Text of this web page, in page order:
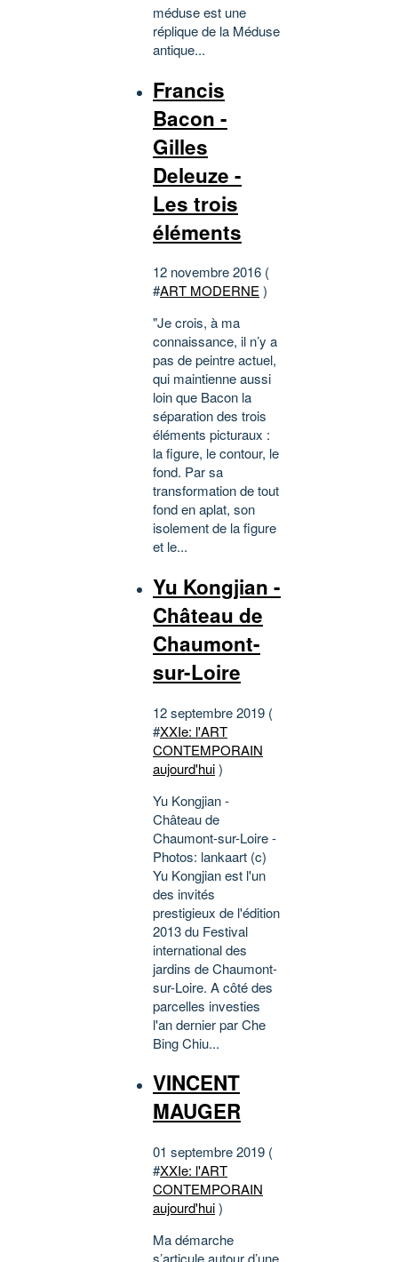
méduse est une
réplique de la Méduse
antique...
Francis
Bacon -
Gilles
Deleuze -
Les trois
éléments
12 novembre 2016 (
#ART MODERNE)
"Je crois, à ma
connaissance, il n’y a
pas de peintre actuel,
qui maintienne aussi
loin que Bacon la
séparation des trois
éléments picturaux :
la figure, le contour, le
fond. Par sa
transformation de tout
fond en aplat, son
isolement de la figure
et le...
Yu Kongjian -
Château de
Chaumont-
sur-Loire
12 septembre 2019 (
#XXIe: l'ART
CONTEMPORAIN
aujourd'hui)
Yu Kongjian -
Château de
Chaumont-sur-Loire -
Photos: lankaart (c)
Yu Kongjian est l'un
des invités
prestigieux de l'édition
2013 du Festival
international des
jardins de Chaumont-
sur-Loire. A côté des
parcelles investies
l'an dernier par Che
Bing Chiu...
VINCENT
MAUGER
01 septembre 2019 (
#XXIe: l'ART
CONTEMPORAIN
aujourd'hui)
Ma démarche
s’articule autour d’une